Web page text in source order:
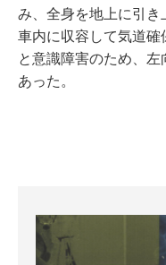
み、全身を地上に引き
車内に収容して気道確
と意識障害のため、
あった。